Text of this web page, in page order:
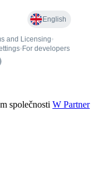
společnosti W Partner